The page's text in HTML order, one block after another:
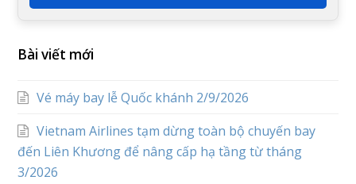
Bài viết mới
Vé máy bay lễ Quốc khánh 2/9/2026
Vietnam Airlines tạm dừng toàn bộ chuyến bay
đến Liên Khương để nâng cấp hạ tầng từ tháng
3/2026